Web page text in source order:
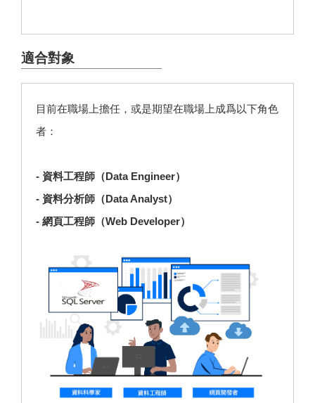
適合對象
目前在職場上擔任，或是期望在職場上成爲以下角色
者：
- 資料工程師（Data Engineer）
- 資料分析師（Data Analyst）
- 網頁工程師（Web Developer）